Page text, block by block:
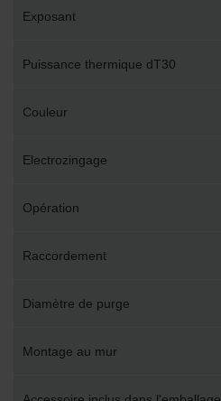
Exposant
Puissance thermique dT30
Couleur
Electrozingage
Opération
Raccordement
Diamètre de purge
Montage au mur